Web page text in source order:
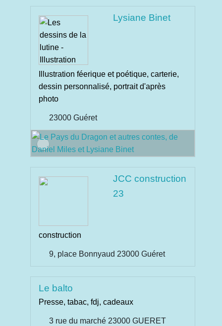
Lysiane Binet
Illustration féerique et poétique, carterie,
dessin personnalisé, portrait d'après
photo
23000 Guéret
JCC construction
23
construction
9, place Bonnyaud 23000 Guéret
Le balto
Presse, tabac, fdj, cadeaux
3 rue du marché 23000 GUERET